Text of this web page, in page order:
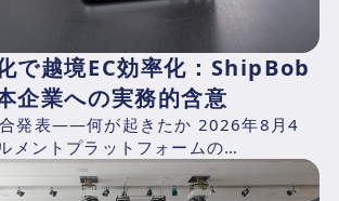
で越境EC効率化：ShipBob
企業への実務的含意
発表——何が起きたか 2026年8月4
メントプラットフォームの
シカゴ、2014年創業、CEO：Dh...